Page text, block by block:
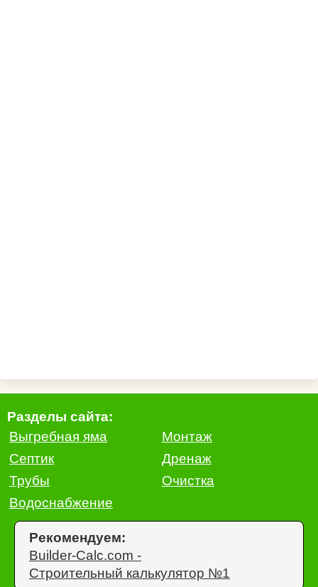
Разделы сайта:
Выгребная яма
Монтаж
Септик
Дренаж
Трубы
Очистка
Водоснабжение
Рекомендуем:
Builder-Calc.com -
Строительный калькулятор №1